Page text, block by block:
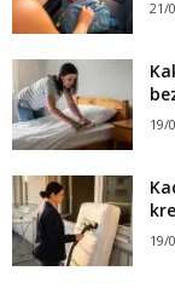
21/
19/
19/